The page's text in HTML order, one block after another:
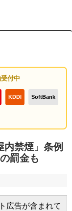
付中
KDDI SoftBank
内禁煙」条例
罰金も
広告が含まれて